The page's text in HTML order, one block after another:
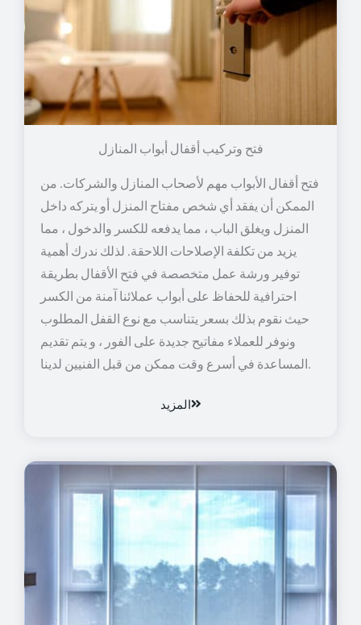
فتح وتركيب أقفال أبواب المنازل
فتح أقفال الأبواب مهم لأصحاب المنازل والشركات. من
الممكن أن يفقد أي شخص مفتاح المنزل أو يتركه داخل
المنزل ويغلق الباب ، مما يدفعه للكسر والدخول ، مما
يزيد من تكلفة الإصلاحات اللاحقة. لذلك ندرك أهمية
توفير ورشة عمل متخصصة في فتح الأقفال بطريقة
احترافية للحفاظ على أبواب عملائنا آمنة من الكسر
حيث نقوم بذلك بسعر يتناسب مع نوع القفل المطلوب
ونوفر للعملاء مفاتيح جديدة على الفور ، و يتم تقديم
المساعدة في أسرع وقت ممكن من قبل الفنيين لدينا.
المزيد